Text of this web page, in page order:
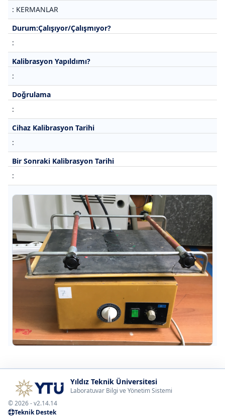
: KERMANLAR
Durum:Çalışıyor/Çalışmıyor?
:
Kalibrasyon Yapıldımı?
:
Doğrulama
:
Cihaz Kalibrasyon Tarihi
:
Bir Sonraki Kalibrasyon Tarihi
:
Yıldız Teknik Üniversitesi
Laboratuvar Bilgi ve Yönetim Sistemi
© 2026 - v2.14.14
Teknik Destek